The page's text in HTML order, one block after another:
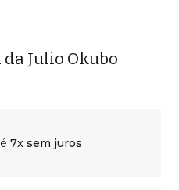
Julio Okubo
7x sem juros